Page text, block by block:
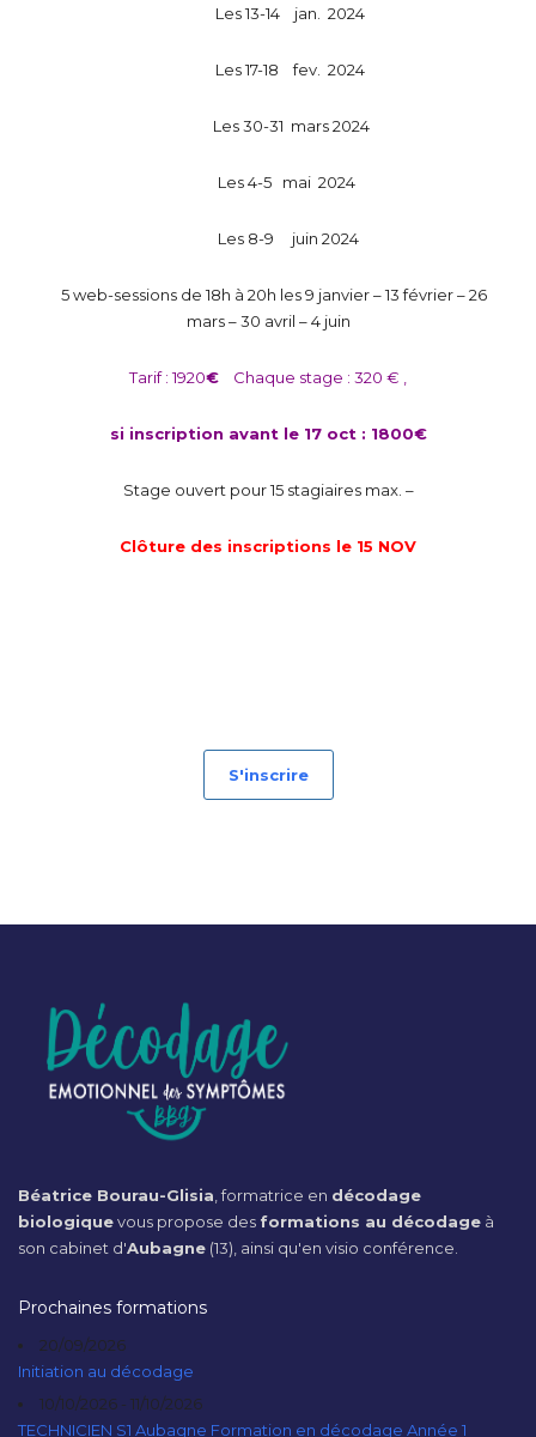
Les 13-14 jan. 2024
Les 17-18 fev. 2024
Les 30-31 mars 2024
Les 4-5 mai 2024
Les 8-9 juin 2024
5 web-sessions de 18h à 20h les 9 janvier – 13 février – 26
mars – 30 avril – 4 juin
Tarif : 1920€ Chaque stage : 320 € ,
si inscription avant le 17 oct : 1800€
Stage ouvert pour 15 stagiaires max. –
Clôture des inscriptions le 15 NOV
S'inscrire
Béatrice Bourau-Glisia , formatrice en décodage
biologiquevous propose des formations au décodage à
son cabinet d'Aubagne (13), ainsi qu'en visio conférence.
Prochaines formations
20/09/2026
Initiation au décodage
10/10/2026 - 11/10/2026
TECHNICIEN S1 Aubagne Formation en décodage Année 1